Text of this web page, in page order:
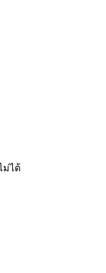
ม่ได้